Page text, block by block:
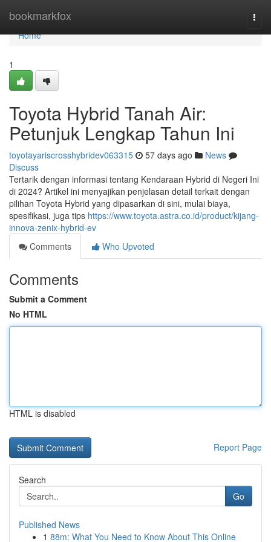
bookmarkfox
Home
Home
1
Toyota Hybrid Tanah Air:
Petunjuk Lengkap Tahun Ini
toyotayariscrosshybridev063315 57 days ago
News
Discuss
Tertarik dengan informasi tentang Kendaraan Hybrid di Negeri Ini
di 2024? Artikel ini menyajikan penjelasan detail terkait dengan
pilihan Toyota Hybrid yang dipasarkan di sini, mulai biaya,
spesifikasi, juga tips https://www.toyota.astra.co.id/product/kijang-
innova-zenix-hybrid-ev
Comments
Who Upvoted
Comments
Submit a Comment
No HTML
HTML is disabled
Report Page
Search
Go
Published News
1 88m: What You Need to Know About This Online